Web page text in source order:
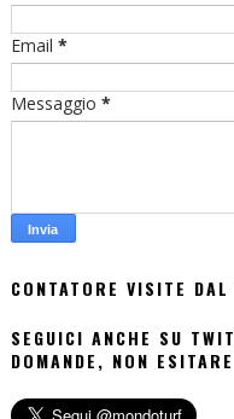
Email *
Messaggio *
CONTATORE VISITE
SEGUICI ANCHE SU
DOMANDE, NON